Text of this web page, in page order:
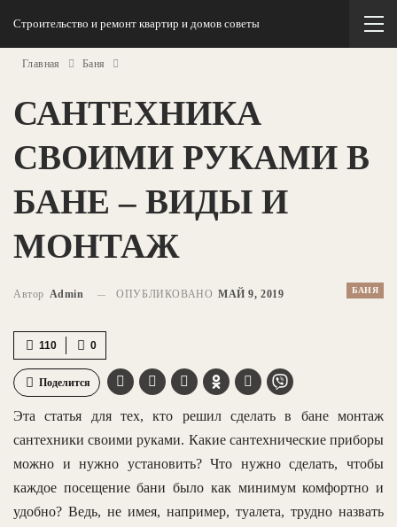
Строительство и ремонт квартир и домов советы
Главная Баня
САНТЕХНИКА
СВОИМИ РУКАМИ В
БАНЕ – ВИДЫ И
МОНТАЖ
БАНЯ
Автор Admin ОПУБЛИКОВАНО МАЙ 9, 2019
0
110
Поделится
Эта статья для тех, кто решил сделать в бане монтаж
сантехники своими руками. Какие сантехнические приборы
можно и нужно установить? Что нужно сделать, чтобы
каждое посещение бани было как минимум комфортно и
удобно? Ведь, не имея, например, туалета, трудно назвать